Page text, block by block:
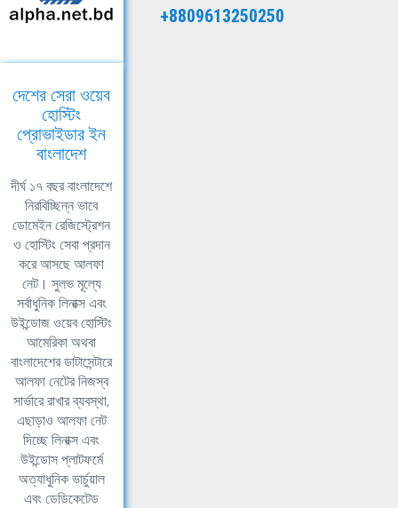
+8809613250250
দেশের সেরা ওয়েব
হোস্টিং
প্রোভাইডার ইন
বাংলাদেশ
দীর্ঘ ১৭ বছর বাংলাদেশে
নিরবিচ্ছিন্ন ভাবে
ডোমেইন রেজিস্ট্রেশন
ও হোস্টিং সেবা প্রদান
করে আসছে আলফা
নেট। সুলভ মূল্যে
সর্বাধুনিক লিনাক্স এবং
উইন্ডোজ ওয়েব হোস্টিং
আমেরিকা অথবা
বাংলাদেশের ডাটাসেন্টারে
আলফা নেটের নিজস্ব
সার্ভারে রাখার ব্যবস্থা,
এছাড়াও আলফা নেট
দিচ্ছে লিনাক্স এবং
উইন্ডোস প্লাটফর্মে
অত্যাধুনিক ভার্চুয়াল
এবং ডেডিকেটেড